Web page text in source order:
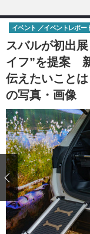
甲信越
東海
中国
九州
注目の記事
ショップレポ
自動車豆知識
鈑金・塗装
ディテイリング
ディテイリン
ヘッドライト
フィルム・ラッ
鈑金・塗装
小キズ直し
特集記事
スバルが初出
イフ”を提案
伝えたいこと
の写真・画像
イベント イベントレポー